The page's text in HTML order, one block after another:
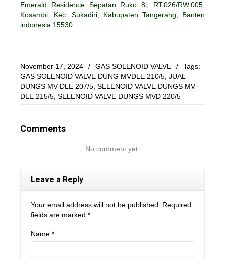
Emerald Residence Sepatan Ruko 8i, RT.026/RW.005,
Kosambi, Kec. Sukadiri, Kabupaten Tangerang, Banten
indonesia 15530
November 17, 2024 / GAS SOLENOID VALVE /
Tags:
GAS SOLENOID VALVE DUNG MVDLE 210/5 JUAL
DUNGS MV-DLE 207/5 SELENOID VALVE DUNGS MV
DLE 215/5 SELENOID VALVE DUNGS MVD 220/5
Comments
No comment yet.
Leave a Reply
Your email address will not be published. Required
fields are marked *
Name *